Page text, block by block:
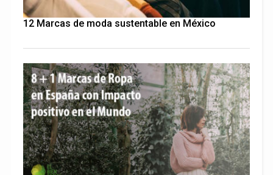
12 Marcas de moda sustentable en México